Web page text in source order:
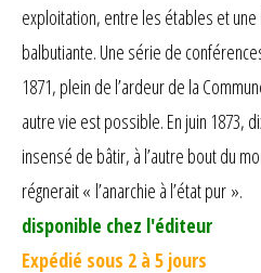
sur
notation
client
exploitation, entre les étables et
balbutiante. Une série de
1871, plein de l’ardeur de la
autre vie est possible. En juin 1873,
insensé de bâtir, à l’autre bout du
régnerait « l’anarchie à l’état pur ».
disponible chez l'éditeur
Expédié sous 2 à 5 jours